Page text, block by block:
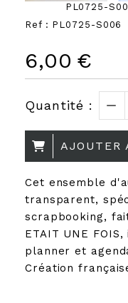
PL0725-
Ref : PL0725-S006
6,00 €
Quantité :
AJOUTER
Cet ensemble
transparent,
scrapbooking,
ETAIT UNE
planner et
Création